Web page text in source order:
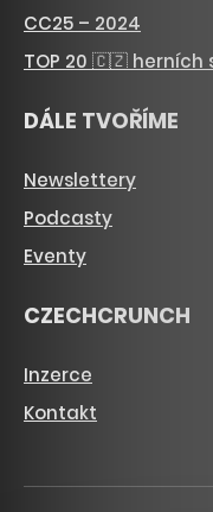
CC25 – 2024
TOP 20 🇨🇿 herních
DÁLE TVOŘÍME
Newslettery
Podcasty
Eventy
CZECHCRUNCH
Inzerce
Kontakt